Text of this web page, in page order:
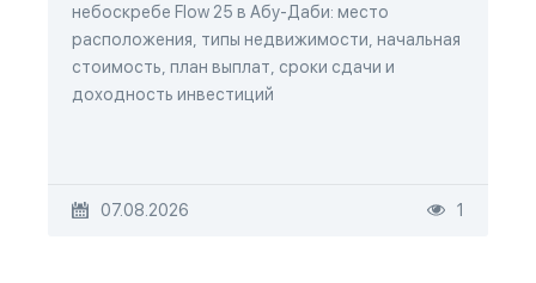
небоскребе Flow 25 в Абу-Даби: место
расположения, типы недвижимости, начальная
стоимость, план выплат, сроки сдачи и
доходность инвестиций
07.08.2026 1